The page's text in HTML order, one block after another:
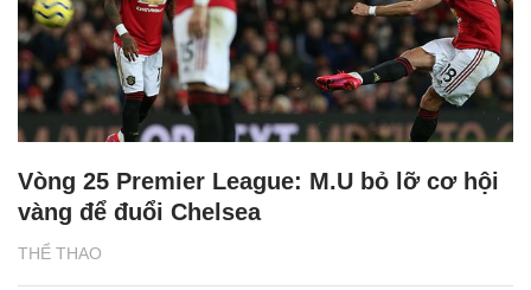
THỂ THAO
Vòng 25 Premier League: M.U bỏ lỡ cơ hội
vàng để đuổi Chelsea